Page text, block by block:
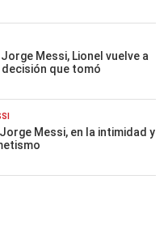
Messi, Lionel vuelve a
que tomó
Messi, en la intimidad y